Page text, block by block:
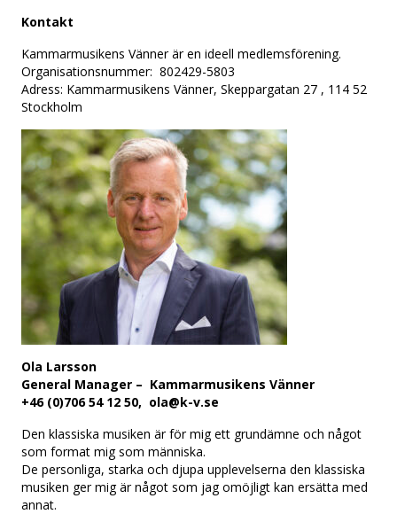
Kontakt
Kammarmusikens Vänner är en ideell medlemsförening.
Organisationsnummer: 802429-5803
Adress: Kammarmusikens Vänner, Skeppargatan 27 , 114 52
Stockholm
Ola Larsson
General Manager – Kammarmusikens Vänner
+46 (0)706 54 12 50, ola@k-v.se
Den klassiska musiken är för mig ett grundämne och något
som format mig som människa.
De personliga, starka och djupa upplevelserna den klassiska
musiken ger mig är något som jag omöjligt kan ersätta med
annat.